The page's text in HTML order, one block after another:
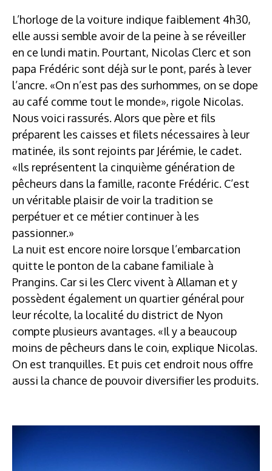
L’horloge de la voiture indique faiblement 4h30,
elle aussi semble avoir de la peine à se réveiller
en ce lundi matin. Pourtant, Nicolas Clerc et son
papa Frédéric sont déjà sur le pont, parés à lever
l’ancre. «On n’est pas des surhommes, on se dope
au café comme tout le monde», rigole Nicolas.
Nous voici rassurés. Alors que père et fils
préparent les caisses et filets nécessaires à leur
matinée, ils sont rejoints par Jérémie, le cadet.
«Ils représentent la cinquième génération de
pêcheurs dans la famille, raconte Frédéric. C’est
un véritable plaisir de voir la tradition se
perpétuer et ce métier continuer à les
passionner.»
La nuit est encore noire lorsque l’embarcation
quitte le ponton de la cabane familiale à
Prangins. Car si les Clerc vivent à Allaman et y
possèdent également un quartier général pour
leur récolte, la localité du district de Nyon
compte plusieurs avantages. «Il y a beaucoup
moins de pêcheurs dans le coin, explique Nicolas.
On est tranquilles. Et puis cet endroit nous offre
aussi la chance de pouvoir diversifier les produits.